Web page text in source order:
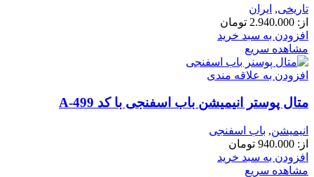
تاریخی, ایران
از: 2.940.000 تومان
افزودن به سبد خرید
مشاهده سریع
افزودن به علاقه مندی
متال پوستر انیمیشن باب اسفنجی با کد A-499
انیمیشن, باب اسفنجی
از: 940.000 تومان
افزودن به سبد خرید
مشاهده سریع